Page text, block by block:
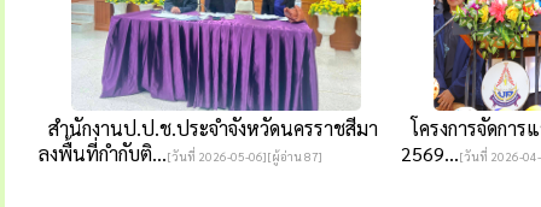
สำนักงานป.ป.ช.ประจำจังหวัดนครราชสีมา
ลงพื้นที่กำกับติ...[วันที่ 2026-05-06][ผู้อ่าน 87]
โครงการจัดกา
2569...[วันที่ 2026-